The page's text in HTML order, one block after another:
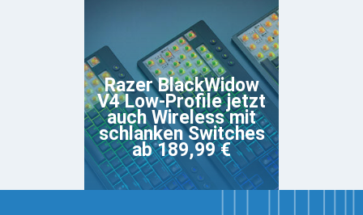
Razer BlackWidow
V4 Low-Profile jetzt
auch Wireless mit
schlanken Switches
ab 189,99 €